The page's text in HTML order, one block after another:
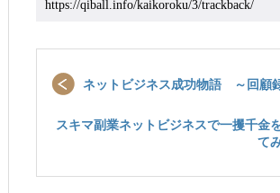
ネットビジネス成功物語 ～回顧
スキマ副業ネットビジネスで一攫千金
て